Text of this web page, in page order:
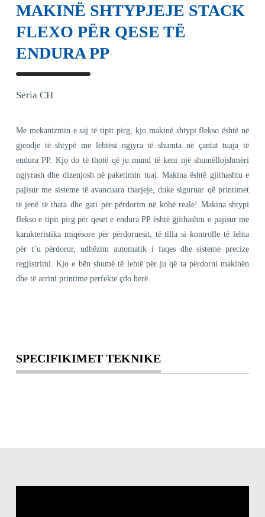
MAKINË SHTYPJEJE STACK
FLEXO PËR QESE TË
ENDURA PP
Seria CH
Me mekanizmin e saj të tipit pirg, kjo makinë shtypi flekso është në
gjendje të shtypë me lehtësi ngjyra të shumta në çantat tuaja të
endura PP. Kjo do të thotë që ju mund të keni një shumëllojshmëri
ngjyrash dhe dizenjosh në paketimin tuaj. Makina është gjithashtu e
pajisur me sisteme të avancuara tharjeje, duke siguruar që printimet
të jenë të thata dhe gati për përdorim në kohë reale! Makina shtypi
flekso e tipit pirg për qeset e endura PP është gjithashtu e pajisur me
karakteristika miqësore për përdoruesit, të tilla si kontrolle të lehta
për t’u përdorur, udhëzim automatik i faqes dhe sisteme precize
regjistrimi. Kjo e bën shumë të lehtë për ju që ta përdorni makinën
dhe të arrini printime perfekte çdo herë.
SPECIFIKIMET TEKNIKE